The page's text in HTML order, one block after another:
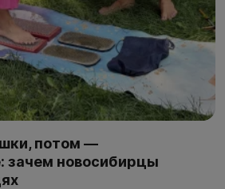
потом —
зачем новосибирцы